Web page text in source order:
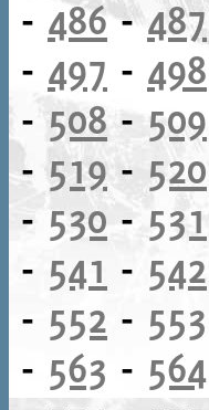
- 486-487
- 497 - 498
- 508- 509
-519- 520
- 530- 531
- 541 - 542
- 552 - 553
- 563 - 564